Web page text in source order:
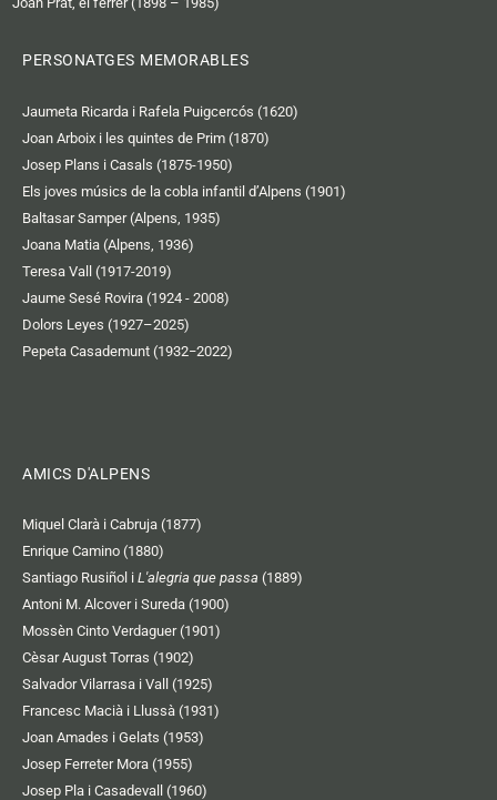
PERSONATGES MEMORABLES
Jaumeta Ricarda i Rafela Puigcercós (1620)
Joan Arboix i les quintes de Prim (1870)
Josep Plans i Casals (1875-1950)
Els joves músics de la cobla infantil d’Alpens (1901)
Baltasar Samper (Alpens, 1935)
Joana Matia (Alpens, 1936)
Teresa Vall (1917-2019)
Jaume Sesé Rovira (1924 - 2008)
Dolors Leyes (1927–2025)
Pepeta Casademunt (1932−2022)
AMICS D'ALPENS
Miquel Clarà i Cabruja (1877)
Enrique Camino (1880)
Santiago Rusiñol i L'alegria que passa (1889)
Antoni M. Alcover i Sureda (1900)
Mossèn Cinto Verdaguer (1901)
Cèsar August Torras (1902)
Salvador Vilarrasa i Vall (1925)
Francesc Macià i Llussà (1931)
Joan Amades i Gelats (1953)
Josep Ferreter Mora (1955)
Josep Pla i Casadevall (1960)